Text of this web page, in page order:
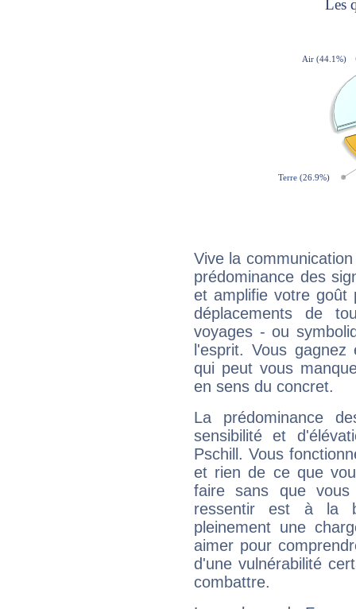
Vive la
prédominance des
et amplifie votre goût
déplacements de
voyages - ou
l'esprit. Vous
qui peut vous
en sens du concret.
La prédominance
sensibilité et
Pschill. Vous
et rien de ce que
faire sans que
ressentir est à la
pleinement une
aimer pour
d'une vulnérabilité
combattre.